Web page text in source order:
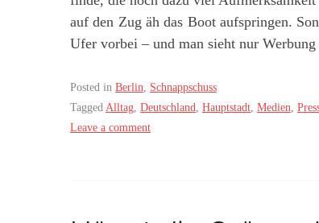
auf den Zug äh das Boot aufspringen.
Ufer vorbei – und man sieht nur Werbung
Posted in Berlin
Schnappschuss
Tagged Alltag Deutschland Hauptstadt Medien
Leave a comment